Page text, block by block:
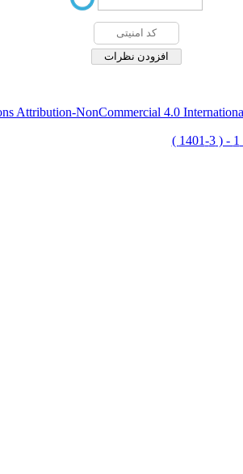
Attribution-NonCommercial 4.0